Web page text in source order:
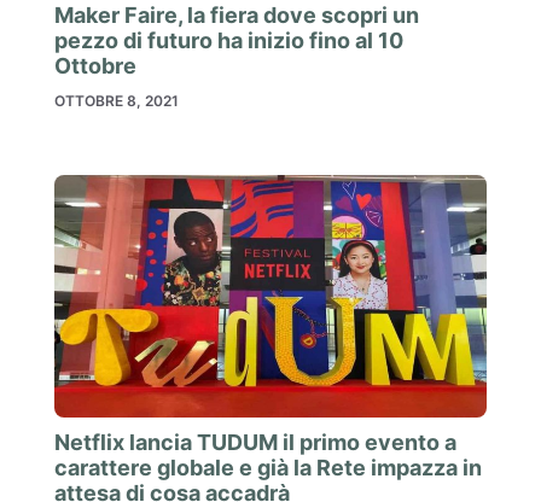
Maker Faire, la fiera dove scopri un
pezzo di futuro ha inizio fino al 10
Ottobre
OTTOBRE 8, 2021
Netflix lancia TUDUM il primo evento a
carattere globale e già la Rete impazza in
attesa di cosa accadrà